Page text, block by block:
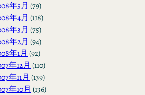
年5月 (79)
年4月 (118)
年3月 (75)
年2月 (94)
年1月 (92)
年12月 (110)
年11月 (139)
年10月 (136)